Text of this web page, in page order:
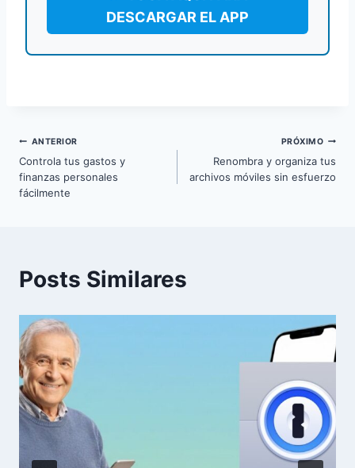
DESCARGAR EL APP
Navegação
de
ANTERIOR
Controla tus gastos y
finanzas personales
fácilmente
PRÓXIMO
Renombra y organiza tus
archivos móviles sin esfuerzo
Posts Similares